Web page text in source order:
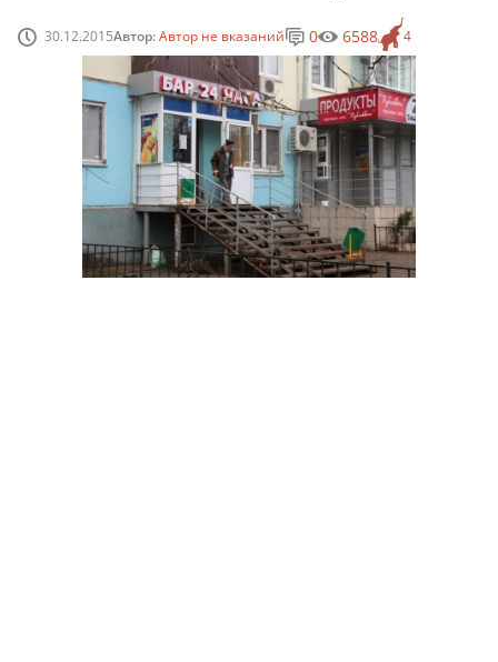
30.12.2015Автор:Автор не вказаний 4
0 6588